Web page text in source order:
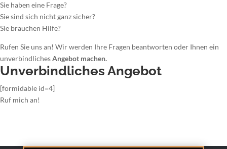
Sie haben eine Frage?
Sie sind sich nicht ganz sicher?
Sie brauchen Hilfe?
Rufen Sie uns an! Wir werden Ihre Fragen beantworten oder Ihnen ein
unverbindlichesAngebot machen.
Unverbindliches Angebot
[formidable id=4]
Ruf mich an!